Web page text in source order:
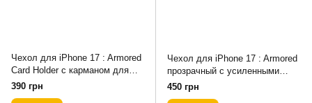
Чехол для iPhone 17 : Armored
Card Holder с карманом для
карты – прозрачный
390 грн
Чехол для iPhone 17 : Armored
прозрачный с усиленными
углами
450 грн